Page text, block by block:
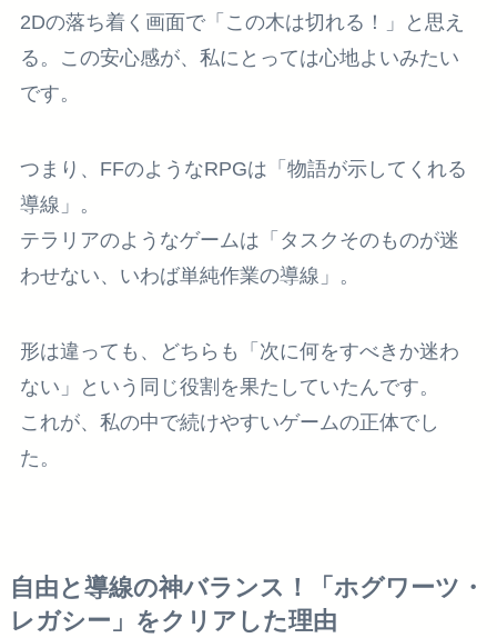
2Dの落ち着く画面で「この木は切れる！」と思え
る。この安心感が、私にとっては心地よいみたい
です。
つまり、FFのようなRPGは「物語が示してくれる
導線」。
テラリアのようなゲームは「タスクそのものが迷
わせない、いわば単純作業の導線」。
形は違っても、どちらも「次に何をすべきか迷わ
ない」という同じ役割を果たしていたんです。
これが、私の中で続けやすいゲームの正体でし
た。
自由と導線の神バランス！「ホグワーツ・
レガシー」をクリアした理由